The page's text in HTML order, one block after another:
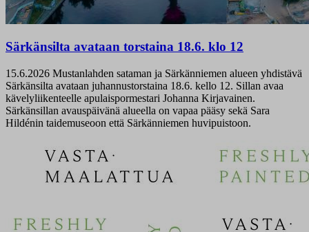
Särkänsilta avataan torstaina 18.6. klo 12
15.6.2026 Mustanlahden sataman ja Särkänniemen alueen yhdistävä
Särkänsilta avataan juhannustorstaina 18.6. kello 12. Sillan avaa
kävelyliikenteelle apulaispormestari Johanna Kirjavainen.
Särkänsillan avauspäivänä alueella on vapaa pääsy sekä Sara
Hildénin taidemuseoon että Särkänniemen huvipuistoon.